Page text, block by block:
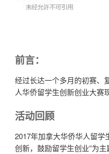
前言：
经过长达一个多月的初赛、
人华侨留学生创新创业大赛
活动回顾
2017年加拿大华侨华人留学
创新，鼓励留学生创业”为